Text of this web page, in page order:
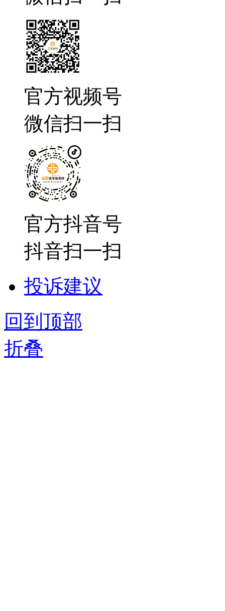
官方视频号
微信扫一扫
官方抖音号
抖音扫一扫
投诉建议
回到顶部
折叠